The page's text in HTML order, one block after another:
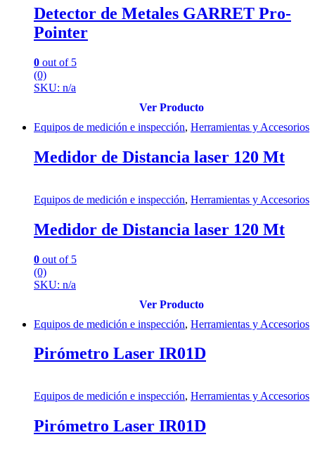
Detector de Metales GARRET Pro-
Pointer
0 out of 5
(0)
SKU: n/a
Ver Producto
Equipos de medición e inspección, Herramientas y Accesorios
Medidor de Distancia laser 120 Mt
Equipos de medición e inspección, Herramientas y Accesorios
Medidor de Distancia laser 120 Mt
0 out of 5
(0)
SKU: n/a
Ver Producto
Equipos de medición e inspección, Herramientas y Accesorios
Pirómetro Laser IR01D
Equipos de medición e inspección, Herramientas y Accesorios
Pirómetro Laser IR01D